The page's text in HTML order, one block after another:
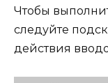
Чтобы
следуйте
действия